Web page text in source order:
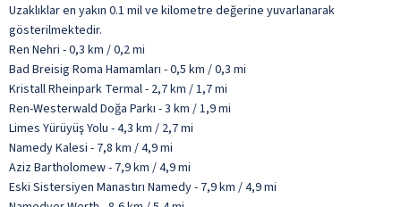
Uzaklıklar en yakın 0.1 mil ve kilometre değerine yuvarlanarak
gösterilmektedir.
Ren Nehri - 0,3 km / 0,2 mi
Bad Breisig Roma Hamamları - 0,5 km / 0,3 mi
Kristall Rheinpark Termal - 2,7 km / 1,7 mi
Ren-Westerwald Doğa Parkı - 3 km / 1,9 mi
Limes Yürüyüş Yolu - 4,3 km / 2,7 mi
Namedy Kalesi - 7,8 km / 4,9 mi
Aziz Bartholomew - 7,9 km / 4,9 mi
Eski Sistersiyen Manastırı Namedy - 7,9 km / 4,9 mi